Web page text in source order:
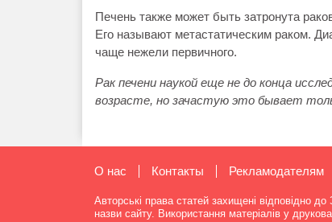
Печень также может быть затронута
Его называют метастатическим раком.
чаще нежели первичного.
Рак печени наукой еще не до конца
возрасте, но зачастую это бывает
О нас Контакты Рекламодателям
Авторські права статей захищені відповідно
назви сайту. Використання матеріалів у